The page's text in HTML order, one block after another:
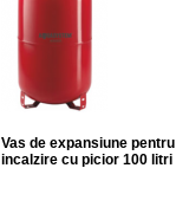
Vas de expansiune pentru
incalzire cu picior 100 litri